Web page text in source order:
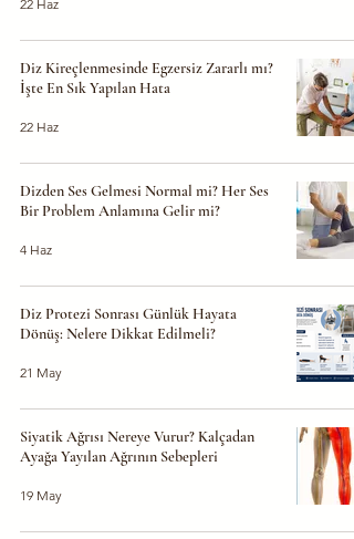
22 Haz
Diz Kireçlenmesinde Egzersiz Zararlı mı?
İşte En Sık Yapılan Hata
22 Haz
Dizden Ses Gelmesi Normal mi? Her Ses
Bir Problem Anlamına Gelir mi?
4 Haz
Diz Protezi Sonrası Günlük Hayata
Dönüş: Nelere Dikkat Edilmeli?
21 May
Siyatik Ağrısı Nereye Vurur? Kalçadan
Ayağa Yayılan Ağrının Sebepleri
19 May